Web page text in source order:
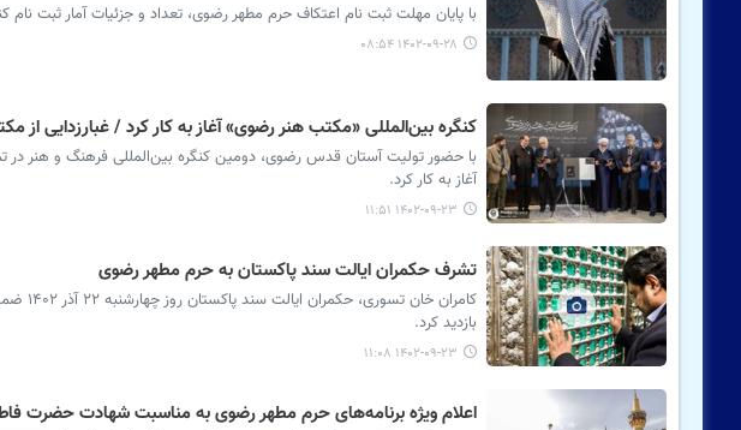
با پایان مهلت ثبت نام اعتکاف حرم مطهر رضوی، تعداد و جزئیات آمار ثبت نام
۱۴۰۲-۰۹-۲۸ ۰۸:۵۴
کنگره بین‌المللی «مکتب هنر رضوی» آغاز به کار کرد / غبارزدایی از
با حضور تولیت آستان قدس رضوی، دومین کنگره بین‌المللی فرهنگ و هنر
آغاز به کار کرد.
۱۴۰۲-۰۹-۲۳ ۱۱:۵۱
تشرف حکمران ایالت سند پاکستان به حرم مطهر رضوی
بازدید کرد.
۱۴۰۲-۰۹-۲۳ ۱۱:۰۸
اعلام ویژه برنامه‌های حرم مطهر رضوی به مناسبت شهادت حضرت